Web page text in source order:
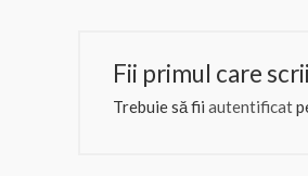
Fii primul care
Trebuie să fii autentificat